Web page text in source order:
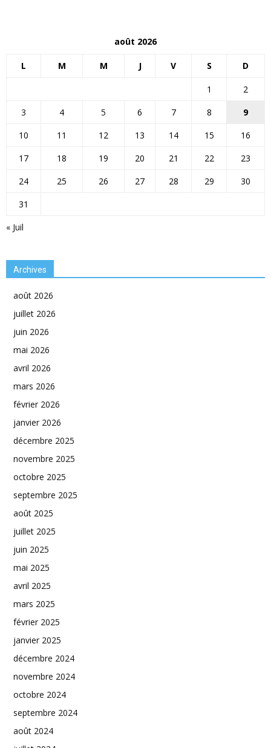
août 2026
L M M J V S D
« Juil
1
2
3
4 5 6 7 8
9
10
11 12 13 14 15
16
17
18 19 20 21 22
23
24
25 26 27 28 29
30
31
Archives
août 2026
juillet 2026
juin 2026
mai 2026
avril 2026
mars 2026
février 2026
janvier 2026
décembre 2025
novembre 2025
octobre 2025
septembre 2025
août 2025
juillet 2025
juin 2025
mai 2025
avril 2025
mars 2025
février 2025
janvier 2025
décembre 2024
novembre 2024
octobre 2024
septembre 2024
août 2024